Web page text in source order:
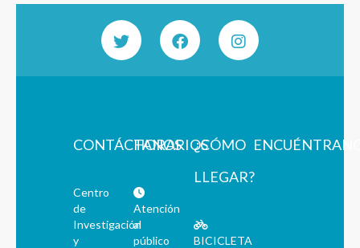
CONTÁCTANOS
Centro
de
Investigación
y
HORARIOS
Atención
al
público
¿CÓMO
LLEGAR?
BICICLETA